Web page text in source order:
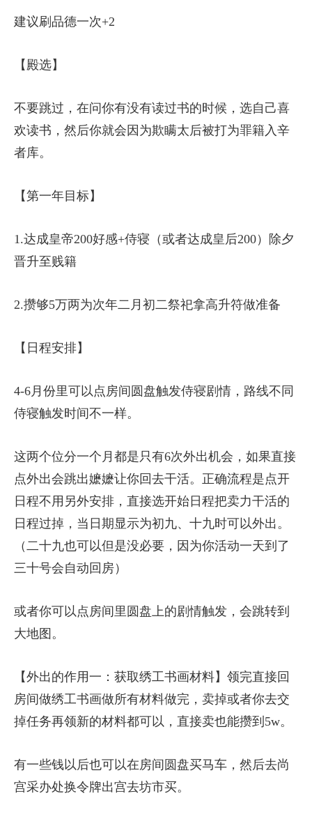
建议刷品德一次+2
【殿选】
不要跳过，在问你有没有读过书的时候，选自己喜
欢读书，然后你就会因为欺瞒太后被打为罪籍入辛
者库。
【第一年目标】
1.达成皇帝200好感+侍寝（或者达成皇后200）除夕
晋升至贱籍
2.攒够5万两为次年二月初二祭祀拿高升符做准备
【日程安排】
4-6月份里可以点房间圆盘触发侍寝剧情，路线不同
侍寝触发时间不一样。
这两个位分一个月都是只有6次外出机会，如果直接
点外出会跳出嬷嬷让你回去干活。正确流程是点开
日程不用另外安排，直接选开始日程把卖力干活的
日程过掉，当日期显示为初九、十九时可以外出。
（二十九也可以但是没必要，因为你活动一天到了
三十号会自动回房）
或者你可以点房间里圆盘上的剧情触发，会跳转到
大地图。
【外出的作用一：获取绣工书画材料】领完直接回
房间做绣工书画做所有材料做完，卖掉或者你去交
掉任务再领新的材料都可以，直接卖也能攒到5w。
有一些钱以后也可以在房间圆盘买马车，然后去尚
宫采办处换令牌出宫去坊市买。